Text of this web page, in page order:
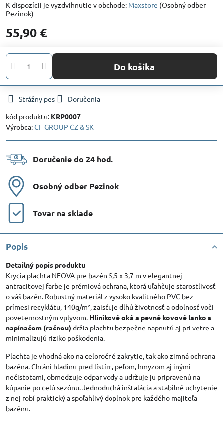
Maxstore (Osobný odber
Pezinok)
55,90 €
Do košíka
Strážny pes
Doručenia
kód produktu: KRP0007
Výrobca:CF GROUP CZ & SK
Doručenie do 24 hod​.
Osobný odber Pezinok
Tovar na sklade
Popis
Detailný popis produktu
Krycia plachta NEOVA pre bazén 5,5 x 3,7 m v elegantnej
antracitovej farbe je prémiová ochrana, ktorá uľahčuje starostlivosť
o váš bazén. Robustný materiál z vysoko kvalitného PVC bez
prímesi recyklátu, 140g/m², zaisťuje dlhú životnosť a odolnosť voči
poveternostným vplyvom. Hliníkové oká a pevné kovové lanko s
napínačom (račnou) držia plachtu bezpečne napnutú aj pri vetre a
minimalizujú riziko poškodenia.
Plachta je vhodná ako na celoročné zakrytie, tak ako zimná ochrana
bazéna. Chráni hladinu pred lístím, peľom, hmyzom aj inými
nečistotami, obmedzuje odpar vody a udržuje ju pripravenú na
kúpanie po celú sezónu. Jednoduchá inštalácia a stabilné uchytenie
z nej robí praktický a spoľahlivý doplnok pre každého majiteľa
bazénu.